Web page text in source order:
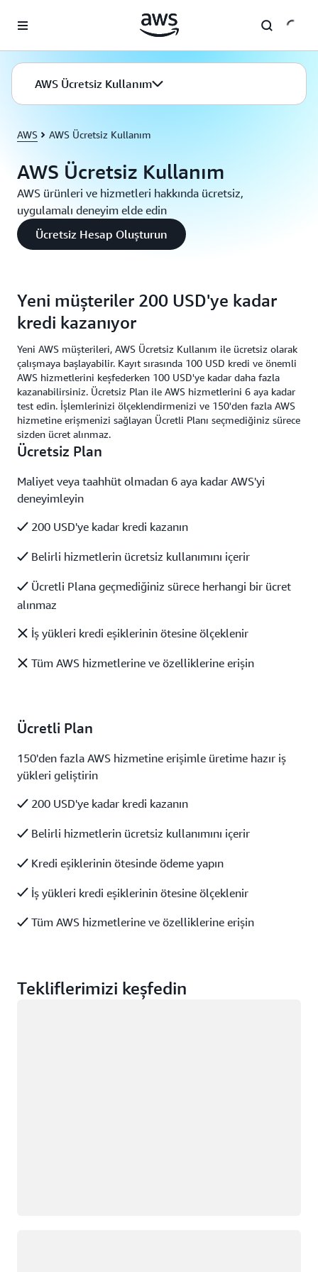
AWS Ücretsiz Kullanım
AWS AWS Ücretsiz Kullanım
AWS Ücretsiz Kullanım
AWS ürünleri ve hizmetleri hakkında ücretsiz,
uygulamalı deneyim elde edin
Ücretsiz Hesap Oluşturun
Yeni müşteriler 200 USD'ye kadar
kredi kazanıyor
Yeni AWS müşterileri, AWS Ücretsiz Kullanım ile ücretsiz olarak
çalışmaya başlayabilir. Kayıt sırasında 100 USD kredi ve önemli
AWS hizmetlerini keşfederken 100 USD'ye kadar daha fazla
kazanabilirsiniz. Ücretsiz Plan ile AWS hizmetlerini 6 aya kadar
test edin. İşlemlerinizi ölçeklendirmenizi ve 150'den fazla AWS
hizmetine erişmenizi sağlayan Ücretli Planı seçmediğiniz sürece
sizden ücret alınmaz.
Ücretsiz Plan
Maliyet veya taahhüt olmadan 6 aya kadar AWS'yi
deneyimleyin
200 USD'ye kadar kredi kazanın
Belirli hizmetlerin ücretsiz kullanımını içerir
Ücretli Plana geçmediğiniz sürece herhangi bir ücret
alınmaz
İş yükleri kredi eşiklerinin ötesine ölçeklenir
Tüm AWS hizmetlerine ve özelliklerine erişin
Ücretli Plan
150'den fazla AWS hizmetine erişimle üretime hazır iş
yükleri geliştirin
200 USD'ye kadar kredi kazanın
Belirli hizmetlerin ücretsiz kullanımını içerir
Kredi eşiklerinin ötesinde ödeme yapın
İş yükleri kredi eşiklerinin ötesine ölçeklenir
Tüm AWS hizmetlerine ve özelliklerine erişin
Tekliflerimizi keşfedin